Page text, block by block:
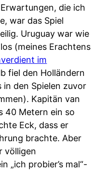
die ich
war das Spiel
Uruguay war wie
(meines Erachtens
im
fiel den Holländern
in den Spielen zuvor
Kapitän van
40 Metern ein so
Eck, dass er
brachte. Aber
völligen
„ich probier’s mal“-